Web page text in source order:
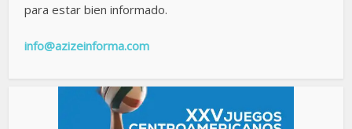
para estar bien informado.
info@azizeinforma.com